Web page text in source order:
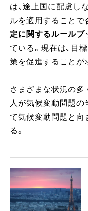
は、途上国に配慮し
ルを適用することで
定に関するルール
ている。現在は、目
策を促進することが
さまざまな状況の多
人が気候変動問題の
て気候変動問題と向
る。